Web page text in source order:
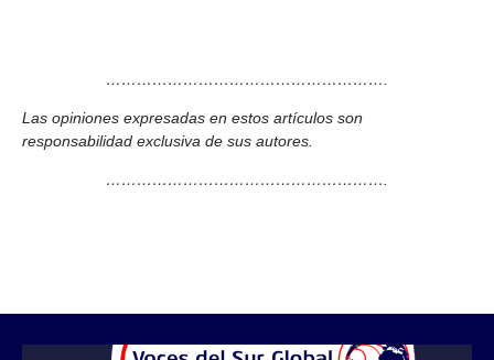
……………………………………………….
Las opiniones expresadas en estos artículos son
responsabilidad exclusiva de sus autores.
……………………………………………….